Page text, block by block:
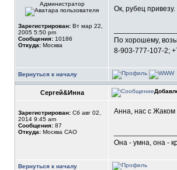
Администратор
Зарегистрирован: Вт мар 22,
2005 5:50 pm
Сообщения: 10186
Откуда: Москва
Ок, рубец привезу.
По хорошему,
8-903-777-107-2;
Вернуться к началу
Сергей&Инна
Зарегистрирован: Сб авг 02,
2014 9:45 am
Сообщения: 87
Откуда: Москва САО
Анна, нас с Жаком
Она - умна, она -
Вернуться к началу